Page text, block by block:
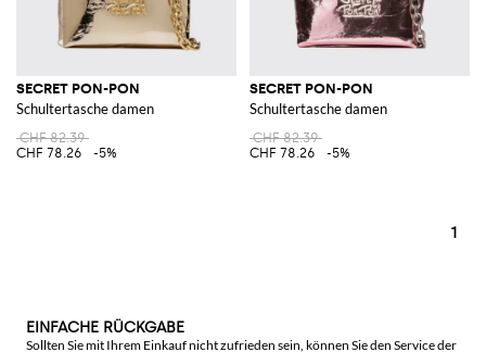
SECRET PON-PON
Schultertasche damen
CHF 82.39
CHF 78.26
-5%
SECRET PON-PON
Schultertasche damen
CHF 82.39
CHF 78.26
-5%
1
EINFACHE RÜCKGABE
Sollten Sie mit Ihrem Einkauf nicht zufrieden sein, können Sie den Service der